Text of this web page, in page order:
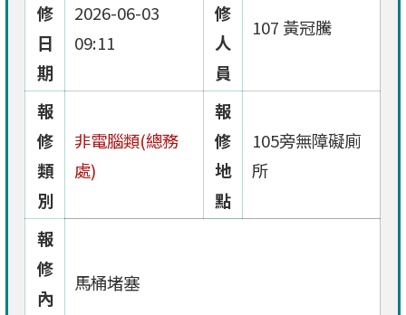
修
日
期
2026-06-03
09:11
修
人
員
107 黃冠騰
報
修
類
別
非電腦類(總務
處)
報
修
地
點
105旁無障礙廁
所
報
修
內
馬桶堵塞